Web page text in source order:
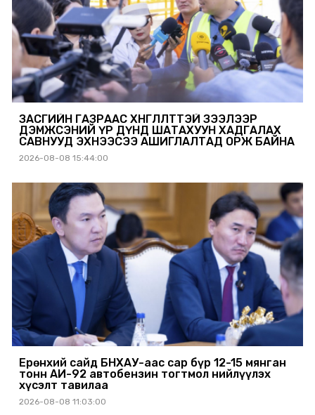
ЗАСГИЙН ГАЗРААС ХӨНГӨЛӨЛТТЭЙ ЗЭЭЛЭЭР
ДЭМЖСЭНИЙ ҮР ДҮНД ШАТАХУУН ХАДГАЛАХ
САВНУУД ЭХНЭЭСЭЭ АШИГЛАЛТАД ОРЖ БАЙНА
2026-08-08 15:44:00
Ерөнхий сайд БНХАУ-аас сар бүр 12-15 мянган
тонн АИ-92 автобензин тогтмол нийлүүлэх
хүсэлт тавилаа
2026-08-08 11:03:00